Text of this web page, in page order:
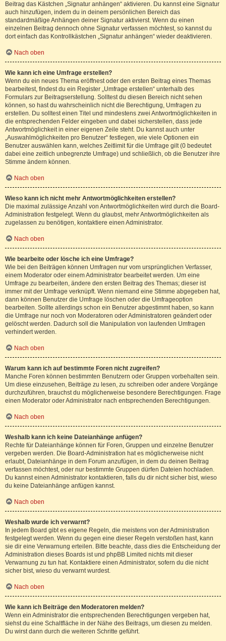
Beitrag das Kästchen „Signatur anhängen“ aktivieren. Du kannst eine Signatur
auch hinzufügen, indem du in deinem persönlichen Bereich das
standardmäßige Anhängen deiner Signatur aktivierst. Wenn du einen
einzelnen Beitrag dennoch ohne Signatur verfassen möchtest, so kannst du
dort einfach das Kontrollkästchen „Signatur anhängen“ wieder deaktivieren.
Nach oben
Wie kann ich eine Umfrage erstellen?
Wenn du ein neues Thema eröffnest oder den ersten Beitrag eines Themas
bearbeitest, findest du ein Register „Umfrage erstellen“ unterhalb des
Formulars zur Beitragserstellung. Solltest du diesen Bereich nicht sehen
können, so hast du wahrscheinlich nicht die Berechtigung, Umfragen zu
erstellen. Du solltest einen Titel und mindestens zwei Antwortmöglichkeiten in
die entsprechenden Felder eingeben und dabei sicherstellen, dass jede
Antwortmöglichkeit in einer eigenen Zeile steht. Du kannst auch unter
„Auswahlmöglichkeiten pro Benutzer“ festlegen, wie viele Optionen ein
Benutzer auswählen kann, welches Zeitlimit für die Umfrage gilt (0 bedeutet
dabei eine zeitlich unbegrenzte Umfrage) und schließlich, ob die Benutzer ihre
Stimme ändern können.
Nach oben
Wieso kann ich nicht mehr Antwortmöglichkeiten erstellen?
Die maximal zulässige Anzahl von Antwortmöglichkeiten wird durch die Board-
Administration festgelegt. Wenn du glaubst, mehr Antwortmöglichkeiten als
zugelassen zu benötigen, kontaktiere einen Administrator.
Nach oben
Wie bearbeite oder lösche ich eine Umfrage?
Wie bei den Beiträgen können Umfragen nur vom ursprünglichen Verfasser,
einem Moderator oder einem Administrator bearbeitet werden. Um eine
Umfrage zu bearbeiten, ändere den ersten Beitrag des Themas; dieser ist
immer mit der Umfrage verknüpft. Wenn niemand eine Stimme abgegeben hat,
dann können Benutzer die Umfrage löschen oder die Umfrageoption
bearbeiten. Sollte allerdings schon ein Benutzer abgestimmt haben, so kann
die Umfrage nur noch von Moderatoren oder Administratoren geändert oder
gelöscht werden. Dadurch soll die Manipulation von laufenden Umfragen
verhindert werden.
Nach oben
Warum kann ich auf bestimmte Foren nicht zugreifen?
Manche Foren können bestimmten Benutzern oder Gruppen vorbehalten sein.
Um diese einzusehen, Beiträge zu lesen, zu schreiben oder andere Vorgänge
durchzuführen, brauchst du möglicherweise besondere Berechtigungen. Frage
einen Moderator oder Administrator nach entsprechenden Berechtigungen.
Nach oben
Weshalb kann ich keine Dateianhänge anfügen?
Rechte für Dateianhänge können für Foren, Gruppen und einzelne Benutzer
vergeben werden. Die Board-Administration hat es möglicherweise nicht
erlaubt, Dateianhänge in dem Forum anzufügen, in dem du deinen Beitrag
verfassen möchtest, oder nur bestimmte Gruppen dürfen Dateien hochladen.
Du kannst einen Administrator kontaktieren, falls du dir nicht sicher bist, wieso
du keine Dateianhänge anfügen kannst.
Nach oben
Weshalb wurde ich verwarnt?
In jedem Board gibt es eigene Regeln, die meistens von der Administration
festgelegt werden. Wenn du gegen eine dieser Regeln verstoßen hast, kann
sie dir eine Verwarnung erteilen. Bitte beachte, dass dies die Entscheidung der
Administration dieses Boards ist und phpBB Limited nichts mit dieser
Verwarnung zu tun hat. Kontaktiere einen Administrator, sofern du die nicht
sicher bist, wieso du verwarnt wurdest.
Nach oben
Wie kann ich Beiträge den Moderatoren melden?
Wenn ein Administrator die entsprechenden Berechtigungen vergeben hat,
siehst du eine Schaltfläche in der Nähe des Beitrags, um diesen zu melden.
Du wirst dann durch die weiteren Schritte geführt.